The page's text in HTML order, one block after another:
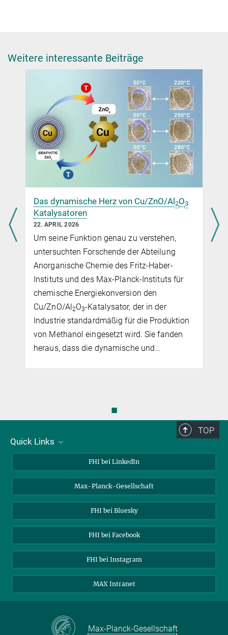
Heinz Junkes
Head of IT (PP&B)
+49 30 8413-4270
junkes@fhi-berlin.mpg.de
Dr. Jelena Tomović
Press and Public Relations Officer
+49 30 8413-5122
presse@fhi.mpg.de
Advancing catalysis research through FAIR data
principles implemented in a local data infrastructure
– a case study of an automated test reactor
Weitere interessante Beiträge
Das dynamische Herz von Cu/ZnO/Al2O3
Katalysatoren
22. APRIL 2026
Um seine Funktion genau zu verstehen,
untersuchten Forschende der Abteilung
Anorganische Chemie des Fritz-Haber-
Instituts und des Max-Planck-Instituts für
chemische Energiekonversion den
Cu/ZnO/Al 2O3-Katalysator, der in der
Industrie standardmäßig für die Produktion
von Methanol eingesetzt wird. Sie fanden
heraus, dass die dynamische und…
◼
TOP
Quick Links
Kontakt
Stellenangebote
FHI bei LinkedIn
Max-Planck-Gesellschaft
FHI bei Bluesky
FHI bei Facebook
FHI bei Instagram
MAX Intranet
Max-Planck-Gesellschaft